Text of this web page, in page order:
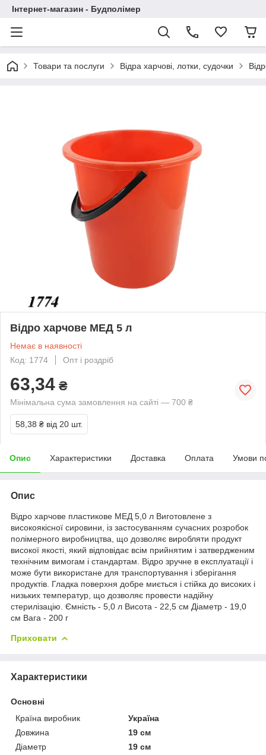
Інтернет-магазин - Будполімер
Товари та послуги Відра харчові, лотки, судочки
Відро харчове МЕД 5 л
Немає в наявності
Код: 1774
Опт і роздріб
63,34 ₴
Мінімальна сума замовлення на сайті — 700 ₴
58,38 ₴ від 20 шт.
Опис Характеристики Доставка Оплата Умови
Опис
Відро харчове пластикове МЕД 5,0 л Виготовлене з
високоякісної сировини, із застосуванням сучасних розробок
полімерного виробництва, що дозволяє виробляти продукт
високої якості, який відповідає всім прийнятим і затвердженим
технічним вимогам і стандартам. Відро зручне в експлуатації і
може бути використане для транспортування і зберігання
продуктів. Гладка поверхня добре миється і стійка до високих і
низьких температур, що дозволяє провести надійну
стерилізацію. Ємність - 5,0 л Висота - 22,5 см Діаметр - 19,0
см Вага - 200 г
Приховати
Характеристики
Основні
Країна виробник
Україна
Довжина
19 см
Діаметр
19 см